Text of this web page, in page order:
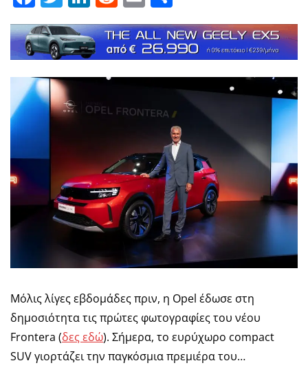
Μόλις λίγες εβδομάδες πριν, η Opel έδωσε στη
δημοσιότητα τις πρώτες φωτογραφίες του νέου
Frontera (δες εδώ). Σήμερα, το ευρύχωρο compact
SUV γιορτάζει την παγκόσμια πρεμιέρα του…